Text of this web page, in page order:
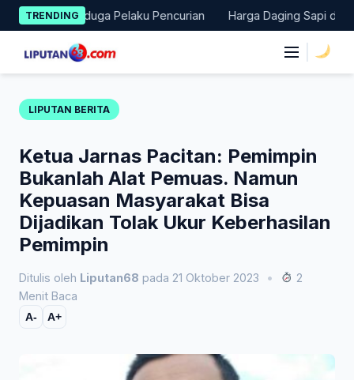
Skip
to
content
TRENDING
Terduga Pelaku Pencurian Harga Daging Sapi dan Cabai
LIPUTAN BERITA
Ketua Jarnas Pacitan: Pemimpin
Bukanlah Alat Pemuas. Namun
Kepuasan Masyarakat Bisa
Dijadikan Tolak Ukur Keberhasilan
Pemimpin
Ditulis oleh Liputan68 pada 21 Oktober 2023 •
2
Menit Baca
A- A+